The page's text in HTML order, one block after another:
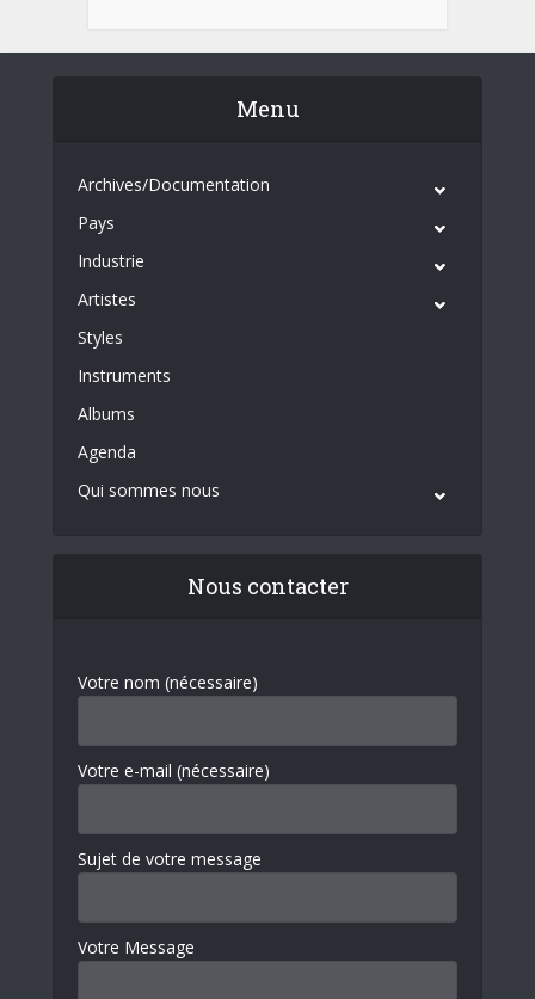
Menu
Archives/Documentation
Pays
Industrie
Artistes
Styles
Instruments
Albums
Agenda
Qui sommes nous
Nous contacter
Votre nom (nécessaire)
Votre e-mail (nécessaire)
Sujet de votre message
Votre Message